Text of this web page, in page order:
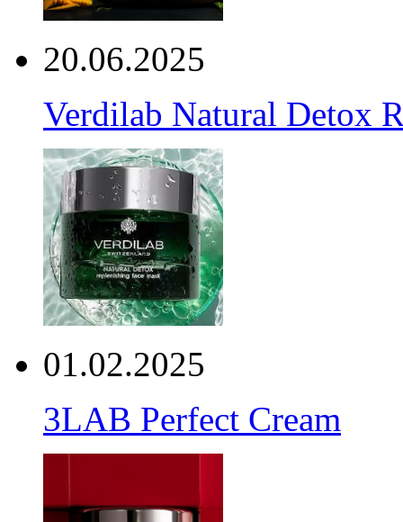
20.06.2025
Verdilab Natural Detox
01.02.2025
3LAB Perfect Cream